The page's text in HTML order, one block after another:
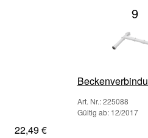
9
Art. Nr.: 225088
Gültig ab: 12/2017
22,49 €